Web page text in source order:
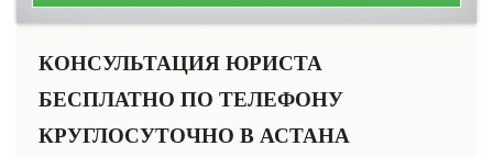
КОНСУЛЬТАЦИЯ ЮРИСТА
БЕСПЛАТНО ПО ТЕЛЕФОНУ
КРУГЛОСУТОЧНО В АСТАНА